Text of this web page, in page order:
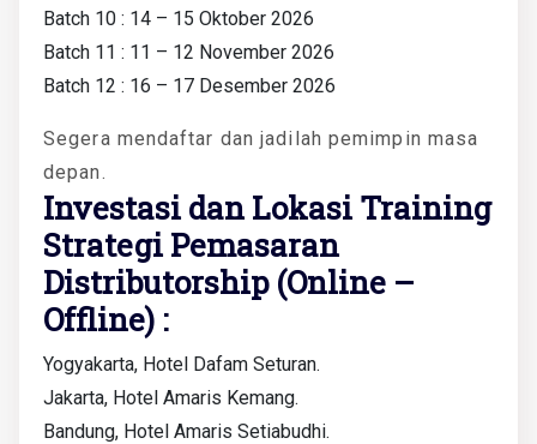
Batch 10 : 14 – 15 Oktober 2026
Batch 11 : 11 – 12 November 2026
Batch 12 : 16 – 17 Desember 2026
Segera mendaftar dan jadilah pemimpin masa
depan.
Investasi dan Lokasi Training
Strategi Pemasaran
Distributorship (Online –
Offline) :
Yogyakarta, Hotel Dafam Seturan.
Jakarta, Hotel Amaris Kemang.
Bandung, Hotel Amaris Setiabudhi.